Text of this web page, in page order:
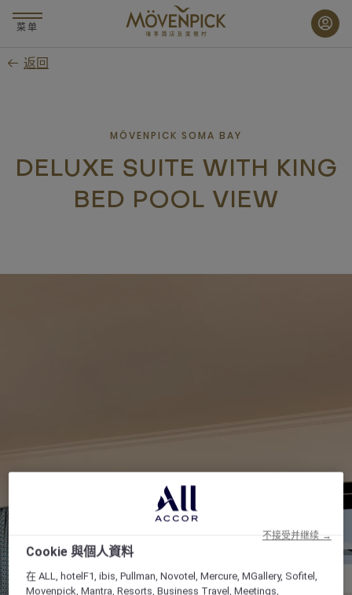
要
菜单
返回
MÖVENPICK SOMA BAY
DELUXE SUITE WITH KING
BED POOL VIEW
Cookie 與個人資料
在 ALL, hotelF1, ibis, Pullman, Novotel, Mercure, MGallery, Sofitel,
Movenpick, Mantra, Resorts, Business Travel, Meetings,
不接受并继续 →